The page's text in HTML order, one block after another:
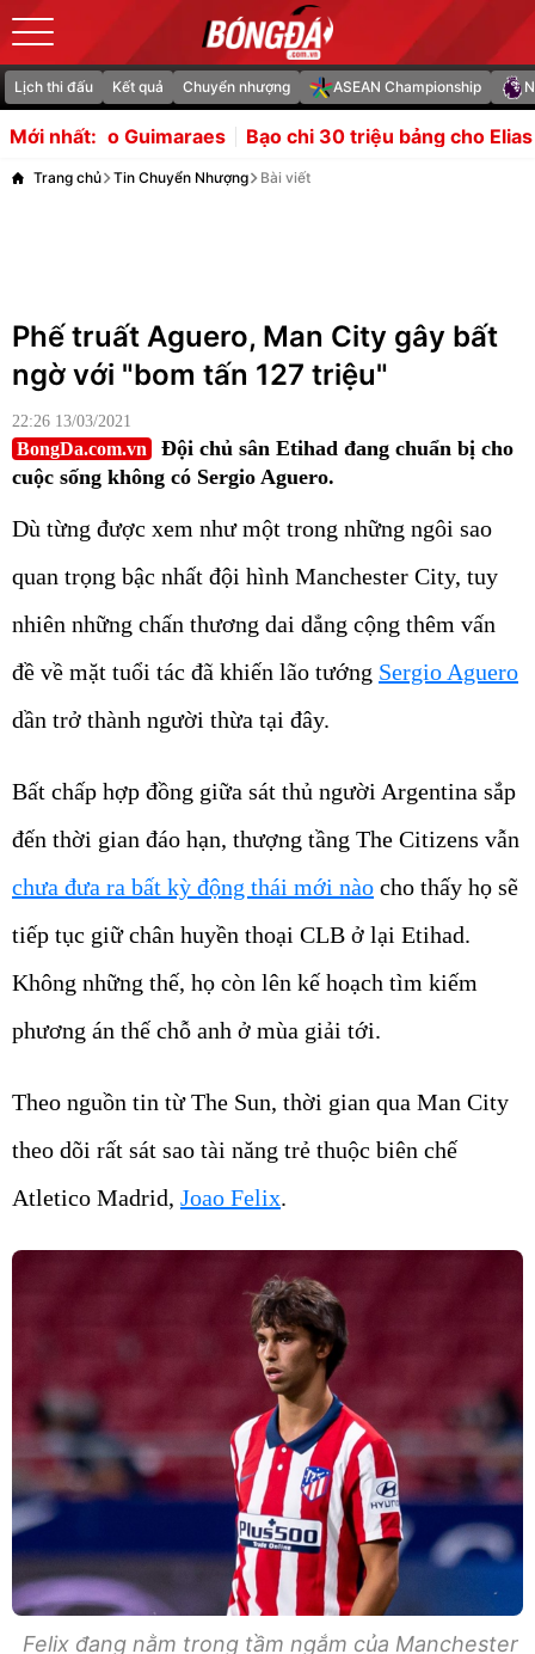
Lịch thi đấu Kết quả Chuyển nhượng ASEAN Championship
Mới nhất:
Bạo chi 30 triệu bảng cho Elias là rủi ro đáng thử
Trang chủ Tin Chuyển Nhượng Bài viết
ngờ với "bom tấn 127 triệu"
22:26 13/03/2021
cuộc sống không có Sergio Aguero.
Dù từng được xem như một trong những ngôi sao
quan trọng bậc nhất đội hình Manchester City, tuy
nhiên những chấn thương dai dẳng cộng thêm vấn
đề về mặt tuổi tác đã khiến lão tướngSergio Aguero
dần trở thành người thừa tại đây.
đến thời gian đáo hạn, thượng tầng The Citizens vẫn
chưa đưa ra bất kỳ động thái mới nàocho thấy họ sẽ
tiếp tục giữ chân huyền thoại CLB ở lại Etihad.
Không những thế, họ còn lên kế hoạch tìm kiếm
phương án thế chỗ anh ở mùa giải tới.
theo dõi rất sát sao tài năng trẻ thuộc biên chế
Atletico Madrid,Joao Felix .
Felix đang nằm trong tầm ngắm của Manchester
City.